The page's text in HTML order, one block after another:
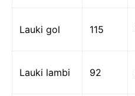
Lauki gol 115
Lauki lambi 92